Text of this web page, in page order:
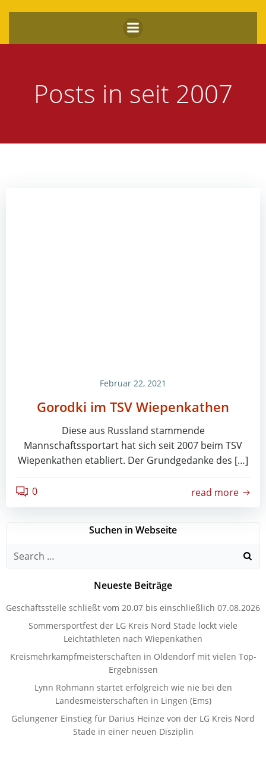
Inhalt
springen
Posts in seit 2007
Februar 22, 2021
Gorodki im TSV Wiepenkathen
Diese aus Russland stammende
Mannschaftssportart hat sich seit 2007 beim TSV
Wiepenkathen etabliert. Der Grundgedanke des […]
0 read more
Suchen in Webseite
Search
Neueste Beiträge
Geschäftsstelle schließt vom 20.07 bis einschließlich 07.08.2026
Sommersportfest der LG Kreis Nord Stade lockt viele
Leichtathleten nach Wiepenkathen
Kreismehrkampfmeisterschaften in Oldendorf mit vielen Top-
Ergebnissen
Lynn Rohmann startet erfolgreich wie nie bei den
Landesmeisterschaften in Lingen (Ems)
Gelungener Einstieg für Darius Heinze von der LG Kreis Nord
Stade in einer neuen Disziplin